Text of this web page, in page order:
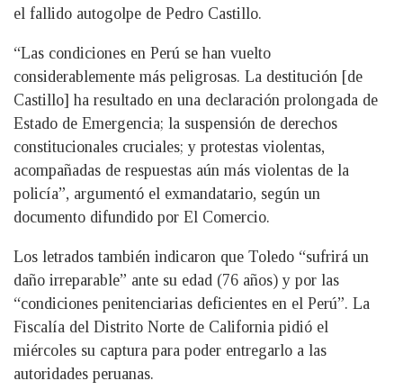
el fallido autogolpe de Pedro Castillo.
“Las condiciones en Perú se han vuelto
considerablemente más peligrosas. La destitución [de
Castillo] ha resultado en una declaración prolongada de
Estado de Emergencia; la suspensión de derechos
constitucionales cruciales; y protestas violentas,
acompañadas de respuestas aún más violentas de la
policía”, argumentó el exmandatario, según un
documento difundido por El Comercio.
Los letrados también indicaron que Toledo “sufrirá un
daño irreparable” ante su edad (76 años) y por las
“condiciones penitenciarias deficientes en el Perú”. La
Fiscalía del Distrito Norte de California pidió el
miércoles su captura para poder entregarlo a las
autoridades peruanas.